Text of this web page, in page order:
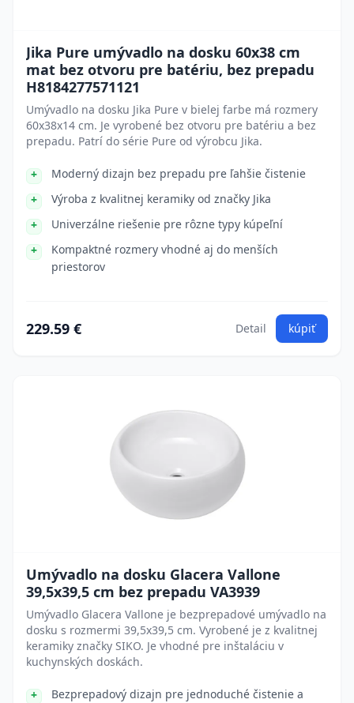
Jika Pure umývadlo na dosku 60x38 cm
mat bez otvoru pre batériu, bez prepadu
H8184277571121
Umývadlo na dosku Jika Pure v bielej farbe má rozmery
60x38x14 cm. Je vyrobené bez otvoru pre batériu a bez
prepadu. Patrí do série Pure od výrobcu Jika.
Moderný dizajn bez prepadu pre ľahšie čistenie
Výroba z kvalitnej keramiky od značky Jika
Univerzálne riešenie pre rôzne typy kúpeľní
Kompaktné rozmery vhodné aj do menších
priestorov
229.59 € Detail kúpiť
Umývadlo na dosku Glacera Vallone
39,5x39,5 cm bez prepadu VA3939
Umývadlo Glacera Vallone je bezprepadové umývadlo na
dosku s rozmermi 39,5x39,5 cm. Vyrobené je z kvalitnej
keramiky značky SIKO. Je vhodné pre inštaláciu v
kuchynských doskách.
Bezprepadový dizajn pre jednoduché čistenie a